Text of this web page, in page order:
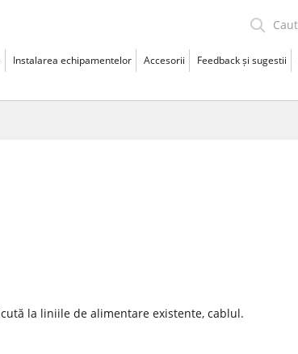
Instalarea echipamentelor Accesorii Feedback și sugestii
la liniile de alimentare existente, cablul.